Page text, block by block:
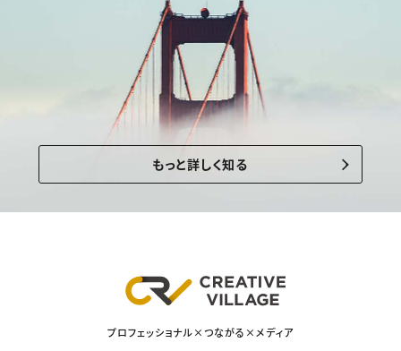
もっと詳しく知る
プロフェッショナル×つながる×メディア